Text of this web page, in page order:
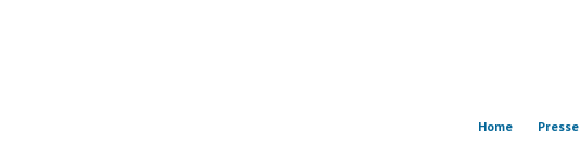
Home Presse